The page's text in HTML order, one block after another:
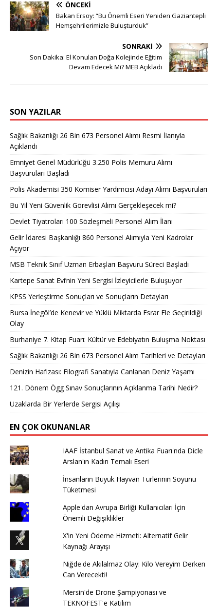
ÖNCEKI
Bakan Ersoy: “Bu Önemli Eseri Yeniden Gaziantepli
Hemşehrilerimizle Buluşturduk”
SONRAKI
Son Dakika: El Konulan Doğa Kolejinde Eğitim
Devam Edecek Mi? MEB Açıkladı
SON YAZILAR
Sağlık Bakanlığı 26 Bin 673 Personel Alımı Resmi İlanıyla
Açıklandı
Emniyet Genel Müdürlüğü 3.250 Polis Memuru Alımı
Başvuruları Başladı
Polis Akademisi 350 Komiser Yardımcısı Adayı Alımı Başvuruları
Bu Yıl Yeni Güvenlik Görevlisi Alımı Gerçekleşecek mi?
Devlet Tiyatroları 100 Sözleşmeli Personel Alım İlanı
Gelir İdaresi Başkanlığı 860 Personel Alımıyla Yeni Kadrolar
Açıyor
MSB Teknik Sınıf Uzman Erbaşları Başvuru Süreci Başladı
Kartepe Sanat Evi’nin Yeni Sergisi İzleyicilerle Buluşuyor
KPSS Yerleştirme Sonuçları ve Sonuçların Detayları
Bursa İnegöl’de Kenevir ve Yüklü Miktarda Esrar Ele Geçirildiği
Olay
Burhaniye 7. Kitap Fuarı: Kültür ve Edebiyatın Buluşma Noktası
Sağlık Bakanlığı 26 Bin 673 Personel Alım Tarihleri ve Detayları
Denizin Hafızası: Filografi Sanatıyla Canlanan Deniz Yaşamı
121. Dönem Ögg Sınav Sonuçlarının Açıklanma Tarihi Nedir?
Uzaklarda Bir Yerlerde Sergisi Açılışı
EN ÇOK OKUNANLAR
IAAF İstanbul Sanat ve Antika Fuarı'nda Dicle
Arslan'ın Kadın Temalı Eseri
İnsanların Büyük Hayvan Türlerinin Soyunu
Tüketmesi
Apple'dan Avrupa Birliği Kullanıcıları İçin
Önemli Değişiklikler
X'in Yeni Ödeme Hizmeti: Alternatif Gelir
Kaynağı Arayışı
Niğde'de Akılalmaz Olay: Kilo Vereyim Derken
Can Verecekti!
Mersin'de Drone Şampiyonası ve
TEKNOFEST'e Katılım